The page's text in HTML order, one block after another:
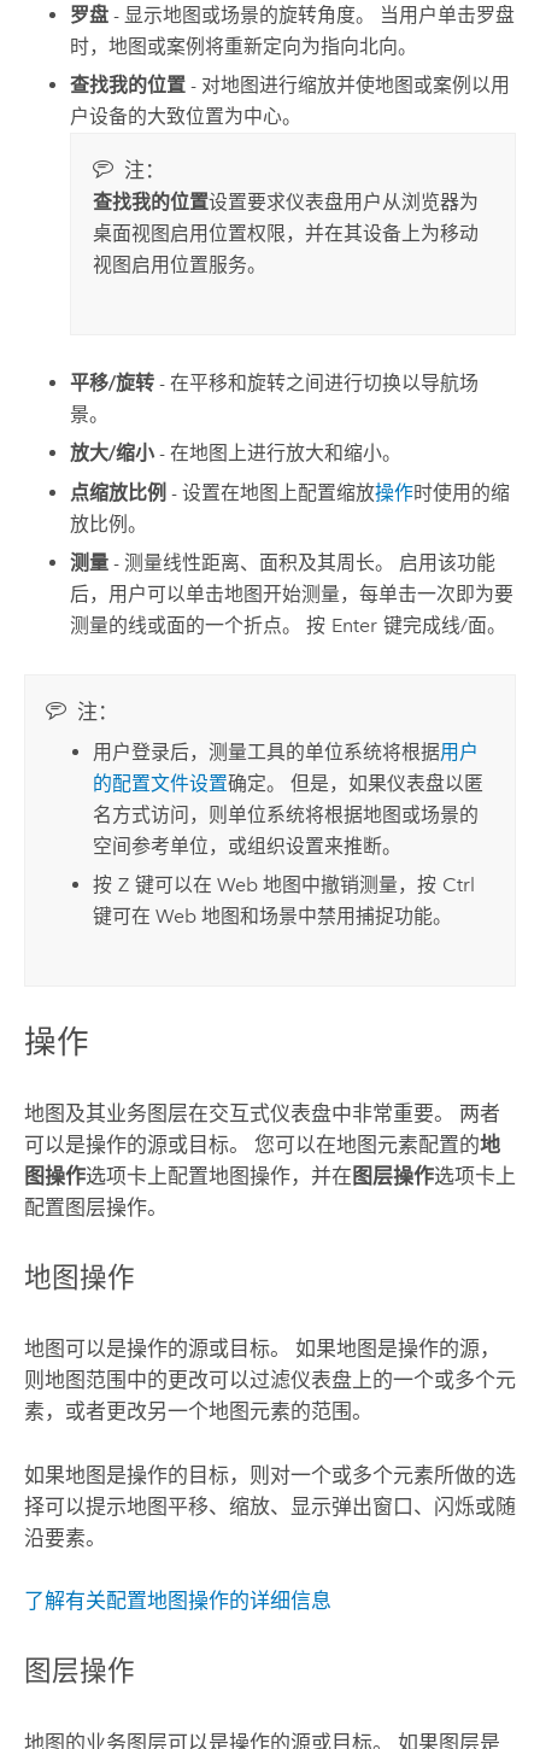
罗盘 - 显示地图或场景的旋转角度。 当用户单击罗盘
时，地图或案例将重新定向为指向北向。
查找我的位置 - 对地图进行缩放并使地图或案例以用
户设备的大致位置为中心。
注：
查找我的位置设置要求仪表盘用户从浏览器为
桌面视图启用位置权限，并在其设备上为移动
视图启用位置服务。
平移/旋转 - 在平移和旋转之间进行切换以导航场
景。
放大/缩小 - 在地图上进行放大和缩小。
点缩放比例 - 设置在地图上配置缩放操作时使用的缩
放比例。
测量 - 测量线性距离、面积及其周长。 启用该功能
后，用户可以单击地图开始测量，每单击一次即为要
测量的线或面的一个折点。 按 Enter 键完成线/面。
注：
用户登录后，测量工具的单位系统将根据用户
的配置文件设置确定。 但是，如果仪表盘以匿
名方式访问，则单位系统将根据地图或场景的
空间参考单位，或组织设置来推断。
按 Z 键可以在 Web 地图中撤销测量，按 Ctrl
键可在 Web 地图和场景中禁用捕捉功能。
操作
地图及其业务图层在交互式仪表盘中非常重要。 两者
可以是操作的源或目标。 您可以在地图元素配置的地
图操作选项卡上配置地图操作，并在 图层操作选项卡上
配置图层操作。
地图操作
地图可以是操作的源或目标。 如果地图是操作的源，
则地图范围中的更改可以过滤仪表盘上的一个或多个元
素，或者更改另一个地图元素的范围。
如果地图是操作的目标，则对一个或多个元素所做的选
择可以提示地图平移、缩放、显示弹出窗口、闪烁或随
沿要素。
了解有关配置地图操作的详细信息
图层操作
地图的业务图层可以是操作的源或目标。 如果图层是